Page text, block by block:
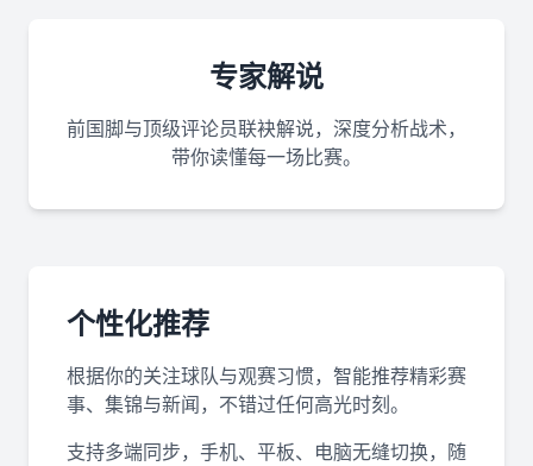
专家解说
前国脚与顶级评论员联袂解说，深度分析战术，
带你读懂每一场比赛。
个性化推荐
根据你的关注球队与观赛习惯，智能推荐精彩赛
事、集锦与新闻，不错过任何高光时刻。
支持多端同步，手机、平板、电脑无缝切换，随